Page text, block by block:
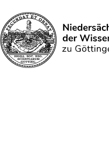
Search